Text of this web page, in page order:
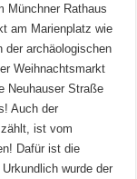
Münchner Rathaus
am Marienplatz wie
der archäologischen
Weihnachtsmarkt
Neuhauser Straße
Auch der
ist vom
Dafür ist die
wurde der